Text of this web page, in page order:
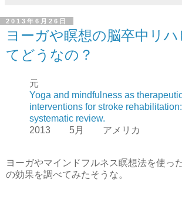
2013年6月26日
ヨーガや瞑想の脳卒中リハ
てどうなの？
元
Yoga and mindfulness as
interventions for stroke
systematic review.
2013 5月 アメリカ
ヨーガやマインドフルネス瞑想法を使っ
の効果を調べてみたそうな。